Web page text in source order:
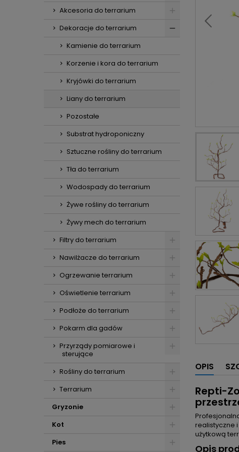
Akcesoria do terrarium
Dekoracje do terrarium
Kamienie do terrarium
Korzenie i kora do terrarium
Kryjówki do terrarium
Liany do terrarium
Pozostałe
Substrat hydroponiczny
Sztuczne rośliny do terrarium
Tła do terrarium
Wodospady do terrarium
Żywe rośliny do terrarium
Żywy mech do terrarium
Filtry do terrarium
Nawilżacze do terrarium
Ogrzewanie terrarium
Oświetlenie terrarium
Podłoże do terrarium
Pokarm dla gadów
Przyrządy pomiarowe i
sterujące
Rośliny do terrarium
Terrarium
Gryzonie
Kot
Pies
OPIS
Repti-
realistyczne
użytkową
Opis